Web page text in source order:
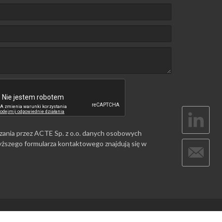
przez ACTE Sp. z o.o. danych osobowych
formularza kontaktowego znajdują się w